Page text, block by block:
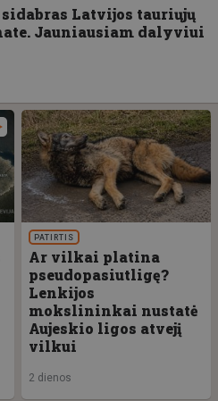
sidabras Latvijos tauriųjų
Jauniausiam dalyviui
PATIRTIS
Ar vilkai platina
pseudopasiutligę?
Lenkijos
mokslininkai nustatė
Aujeskio ligos atvejį
vilkui
2 dienos